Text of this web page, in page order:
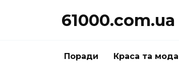
61000.com.ua
Поради Краса та мода